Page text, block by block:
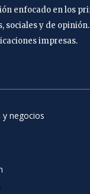
enfocado en los
sociales y de
impresas.
y negocios